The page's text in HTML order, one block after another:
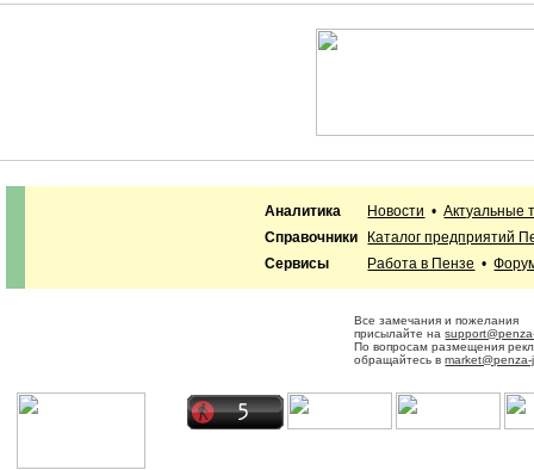
Аналитика Новости •Актуальные
Справочники
Каталог предприятий
Сервисы
Работа в Пензе •
Все замечания и пожелания
присылайте на
По вопросам размещения
обращайтесь в